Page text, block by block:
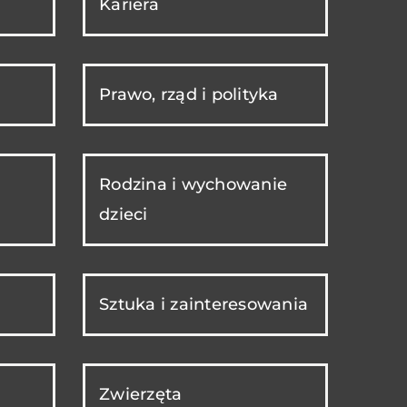
Kariera
Prawo, rząd i polityka
Rodzina i wychowanie
dzieci
Sztuka i zainteresowania
Zwierzęta